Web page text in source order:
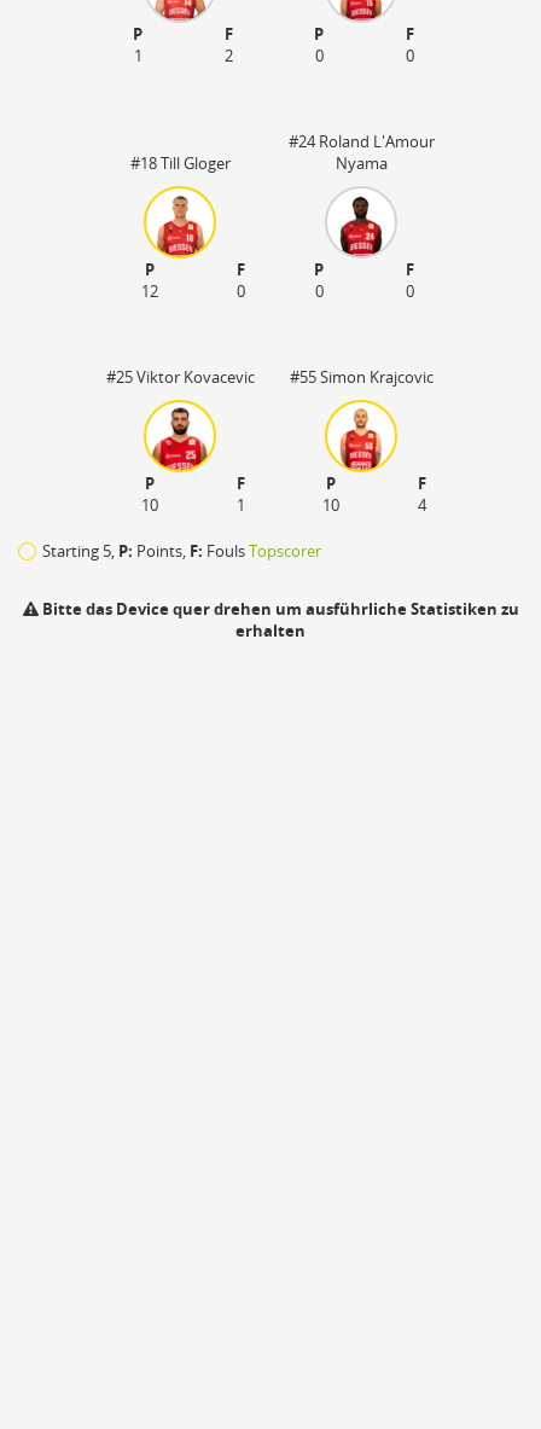
P
F
1
2
P
F
0
0
#18 Till Gloger
P
F
12
0
#24 Roland L'Amour
Nyama
P
F
0
0
#25 Viktor Kovacevic
P
F
10
1
#55 Simon Krajcovic
P
F
10
4
Starting 5, P: Points, F: FoulsTopscorer
Bitte das Device quer drehen um ausführliche Statistiken zu
erhalten